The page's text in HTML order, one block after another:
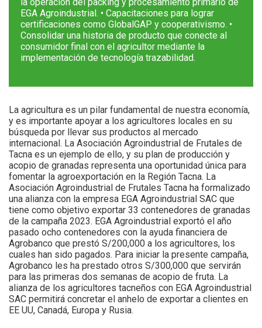
EGA Agroindustrial. • Capacitaciones para lograr
certificaciones como GlobalGAP y cooperativismo. •
Consolidar una historia de producto que conecte al
consumidor final con el agricultor mediante la
implementación de tecnología trazabilidad.
La agricultura es un pilar fundamental de nuestra economía,
y es importante apoyar a los agricultores locales en su
búsqueda por llevar sus productos al mercado
internacional. La Asociación Agroindustrial de Frutales de
Tacna es un ejemplo de ello, y su plan de producción y
acopio de granadas representa una oportunidad única para
fomentar la agroexportación en la Región Tacna. La
Asociación Agroindustrial de Frutales Tacna ha formalizado
una alianza con la empresa EGA Agroindustrial SAC que
tiene como objetivo exportar 33 contenedores de granadas
de la campaña 2023. EGA Agroindustrial exportó el año
pasado ocho contenedores con la ayuda financiera de
Agrobanco que prestó S/200,000 a los agricultores, los
cuales han sido pagados. Para iniciar la presente campaña,
Agrobanco les ha prestado otros S/300,000 que servirán
para las primeras dos semanas de acopio de fruta. La
alianza de los agricultores tacneños con EGA Agroindustrial
SAC permitirá concretar el anhelo de exportar a clientes en
EE UU, Canadá, Europa y Rusia.